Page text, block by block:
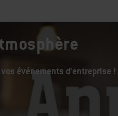
événements d'entreprise !